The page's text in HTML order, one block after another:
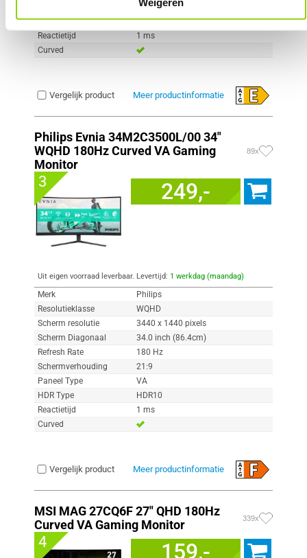
VA
HDR Type
HDR Ready
Reactietijd
1 ms
Curved
Vergelijk product Meer productinformatie
Philips Evnia 34M2C3500L/00 34"
WQHD 180Hz Curved VA Gaming
Monitor
89x
3 249,-
Uit eigen voorraad leverbaar. Levertijd: 1 werkdag (maandag)
Merk
Philips
Resolutieklasse
WQHD
Scherm resolutie
3440 x 1440 pixels
Scherm Diagonaal
34.0 inch (86.4cm)
Refresh Rate
180 Hz
Schermverhouding
21:9
Paneel Type
VA
HDR Type
HDR10
Reactietijd
1 ms
Curved
Vergelijk product Meer productinformatie
MSI MAG 27CQ6F 27" QHD 180Hz
Curved VA Gaming Monitor
339x
4 159,-